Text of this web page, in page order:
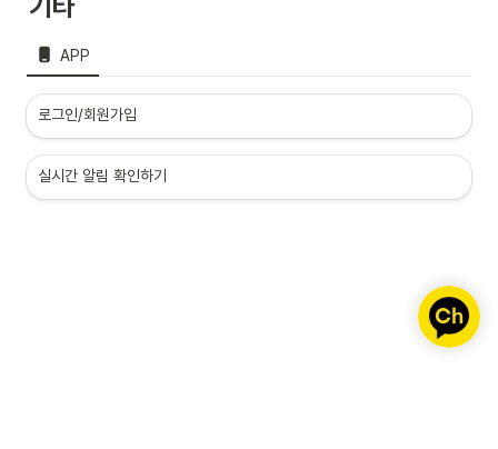
APP
로그인/회원가입
실시간 알림 확인하기